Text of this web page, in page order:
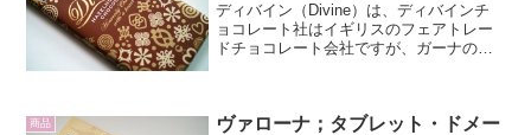
ディバイン（Divine）は、ディバインチ
ョコレート社はイギリスのフェアトレー
ドチョコレート会社ですが、ガーナのク
ドと言...
商品
ヴァローナ；タブレット・ドメー